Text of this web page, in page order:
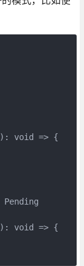
void => {
void => {